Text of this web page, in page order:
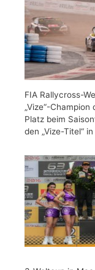
FIA Rallycross-
„Vize“-
Platz beim
den „Vize-Titel“